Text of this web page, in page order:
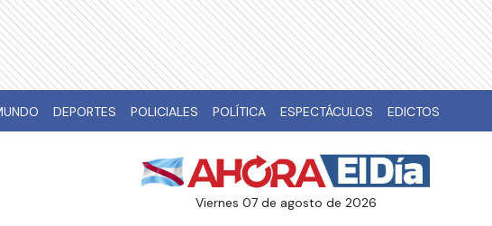
DEPORTES POLICIALES POLÍTICA ESPECTÁCULOS EDICTOS
viernes 07 de agosto de 2026